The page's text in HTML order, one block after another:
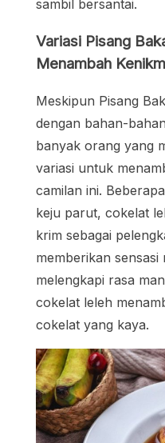
sambil bersantai.
Variasi Pisang
Menambah
Meskipun Pisang
dengan bahan-
banyak orang yang
variasi untuk
camilan ini.
keju parut, cokelat
krim sebagai
memberikan sensasi
melengkapi rasa
cokelat leleh
cokelat yang kaya.